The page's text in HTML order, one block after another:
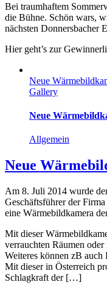
Bei traumhaftem
die Bühne. Schön wars,
nächsten Donnersbacher
Hier geht’s zur
Neue
Gallery
Neue
Allgemein
Neue
Am 8. Juli 2014 wurde
Geschäftsführer der
eine Wärmebildkamera
Mit dieser
verrauchten Räumen
Weiteres können zB
Mit dieser in Österreich
Schlagkraft der […]